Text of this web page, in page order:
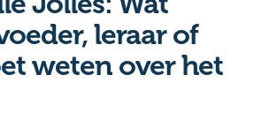
leraar of
weten over het